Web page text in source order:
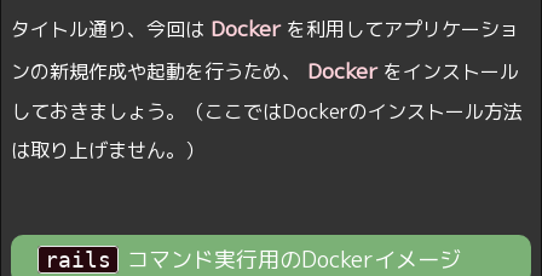
タイトル通り、今回は Dockerを利用してアプリケーショ
ンの新規作成や起動を行うため、 Dockerをインストール
しておきましょう。（ここではDockerのインストール方法
は取り上げません。）
rails コマンド実行用のDockerイメージ